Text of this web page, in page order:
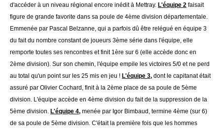
d'accéder à un niveau régional encore inédit à Mettray. L'équipe 2 faisait
figure de grande favorite dans sa poule de 4ème division départementale.
Emmenée par Pascal Belzanne, qui a parfois dû être relégué en équipe 3
du fait du nombre constant de joueurs 3ème série dans l'équipe, elle
remporte toutes ses rencontres et finit 1ère sur 6 (elle accède donc en
2ème division). Sur son chemin, l'équipe empile les victoires 5/0 et ne perd
au total qu'un point sur les 25 mis en jeu ! L'équipe 3, dont le capitanat était
assuré par Olivier Cochard, finit à la 2ème place de sa poule de 5ème
division. L'équipe accède en 4ème division du fait de la suppression de la
5ème division. L'équipe 4, menée par Igor Bimbaud, termine 4ème (sur 6)
de sa poule de 5ème division. C'était la première fois que les hommes